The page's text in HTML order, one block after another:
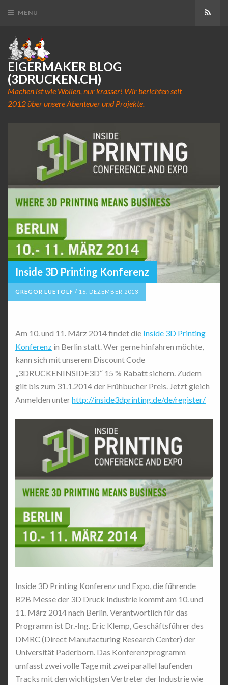
MENÜ
EIGERMAKER BLOG
(3DRUCKEN.CH)
Machen ist wie Wollen, nur krasser! Wir berichten seit
2012 über unsere Abenteuer und Projekte.
Inside 3D Printing Konferenz
GREGOR LUETOLF / 16. DEZEMBER 2013
Am 10. und 11. März 2014 findet die Inside 3D Printing
Konferenz in Berlin statt. Wer gerne hinfahren möchte,
kann sich mit unserem Discount Code
„3DRUCKENINSIDE3D“ 15 % Rabatt sichern. Zudem
gilt bis zum 31.1.2014 der Frühbucher Preis. Jetzt gleich
Anmelden unterhttp://inside3dprinting.de/de/register/
Inside 3D Printing Konferenz und Expo, die führende
B2B Messe der 3D Druck Industrie kommt am 10. und
11. März 2014 nach Berlin. Verantwortlich für das
Programm ist Dr.-Ing. Eric Klemp, Geschäftsführer des
DMRC (Direct Manufacturing Research Center) der
Universität Paderborn. Das Konferenzprogramm
umfasst zwei volle Tage mit zwei parallel laufenden
Tracks mit den wichtigsten Vertreter der Industrie wie